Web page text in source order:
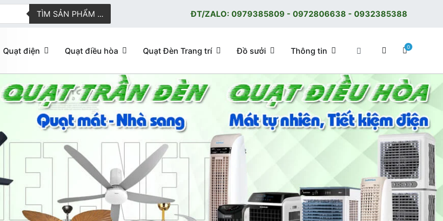
TÌM SẢN PHẨM ... ĐT/ZALO: 0979385809 - 0972806638 - 0932385388
tuyến giao hàng nhanh
hòa, quạt trần đèn trang trí, đèn trang trí chính Hãng, loại tốt, giá tốt, có F.reeShip tại Hà Nội
Quạt điện Quạt điều hòa Quạt Đèn Trang trí Đồ sưởi Thông tin 0